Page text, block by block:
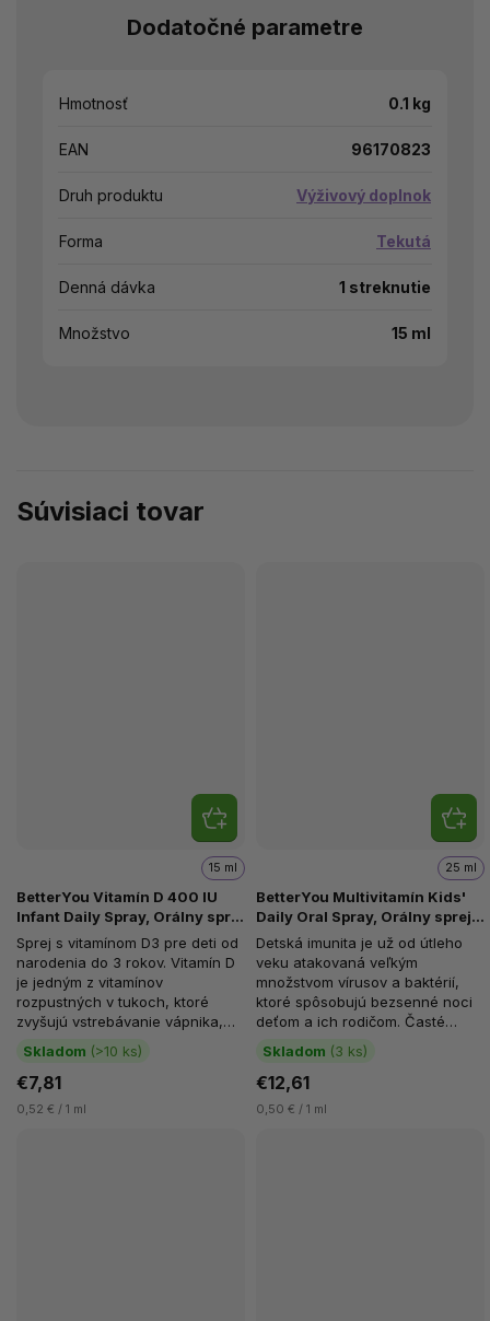
Dodatočné parametre
Hmotnosť 0.1 kg
EAN 96170823
Druh produktu Výživový doplnok
Forma Tekutá
Denná dávka 1 streknutie
Množstvo 15 ml
Súvisiaci tovar
BetterYou Vitamín D 400 IU
Infant Daily Spray, Orálny sprej
pre dojčatá do 3 rokov, 15 ml
(100 strekov)
Skladom (>10 ks)
15 ml
€7,81
0,52 € / 1 ml
Sprej s vitamínom D3 pre deti od
narodenia do 3 rokov. Vitamín D
je jedným z vitamínov
rozpustných v tukoch, ktoré
zvyšujú vstrebávanie vápnika,
horčíka a fosfátov v črevách a...
BetterYou Multivitamín Kids'
Daily Oral Spray, Orálny sprej
pre deti 1+, 25 ml (128 strekov)
Skladom (3 ks)
25 ml
€12,61
0,50 € / 1 ml
Detská imunita je už od útleho
veku atakovaná veľkým
množstvom vírusov a baktérií,
ktoré spôsobujú bezsenné noci
deťom a ich rodičom. Časté
choroby sú pre detstvo typické
a...